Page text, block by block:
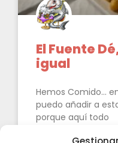
El Fuente
igual
Hemos Comido…
puedo añadir a
porque aquí todo